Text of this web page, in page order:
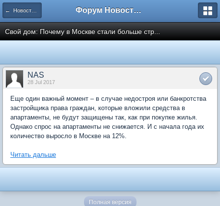
← Новости рынка недвижимости Форум Новостройки
Свой дом: Почему в Москве стали больше стр...
NAS
28 Jul 2017
Еще один важный момент – в случае недостроя или банкротства
застройщика права граждан, которые вложили средства в
апартаменты, не будут защищены так, как при покупке жилья.
Однако спрос на апартаменты не снижается. И с начала года их
количество выросло в Москве на 12%.
Читать дальше
Полная версия